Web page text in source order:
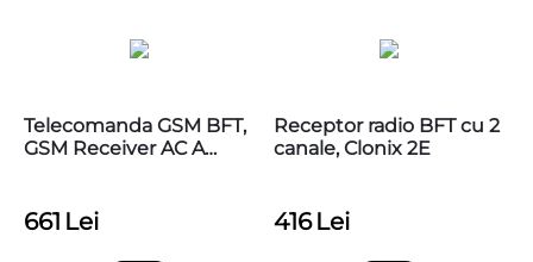
Telecomanda GSM BFT,
GSM Receiver AC A
661 Lei
Receptor radio BFT cu 2
canale, Clonix 2E
416 Lei